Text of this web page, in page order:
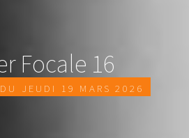
Focale 16
Jeudi 19 mars 2026